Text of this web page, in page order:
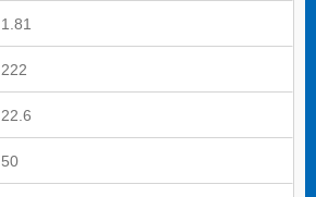
1.81
222
22.6
50